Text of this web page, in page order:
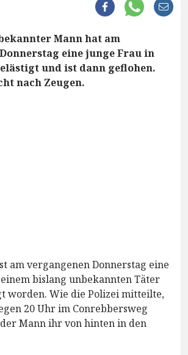
Mann hat am
eine junge Frau in
und ist dann geflohen.
nach Zeugen.
am vergangenen Donnerstag eine
bislang unbekannten Täter
worden. Wie die Polizei mitteilte,
20 Uhr im Conrebbersweg
Mann ihr von hinten in den